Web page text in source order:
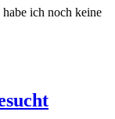
ich noch keine